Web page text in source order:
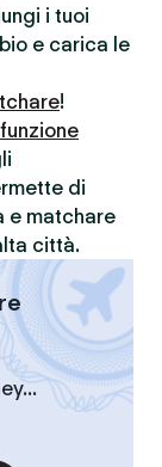
i tuoi
e carica le
!
funzione
di
e matchare
città.